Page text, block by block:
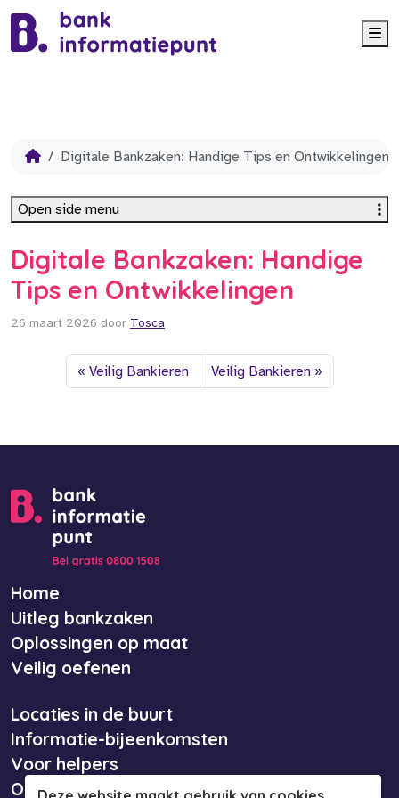
Digitale Bankzaken: Handige Tips en Ontwikkelingen
Digitale Bankzaken: Handige
Tips en Ontwikkelingen
26 maart 2026 door Tosca
Veilig Bankieren Veilig Bankieren
Open side menu
Home
Uitleg bankzaken
Oplossingen op maat
Veilig oefenen
Locaties in de buurt
Informatie-bijeenkomsten
Voor helpers
Over ons